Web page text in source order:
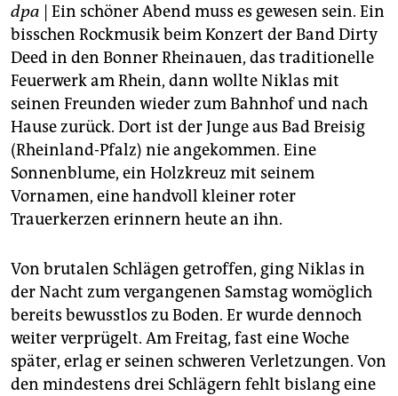
fragen & hilfe
unterstützen
abo
genossenschaft
epaper login
dpa | Ein schöner Abend muss es gewesen sein. Ein
bisschen Rockmusik beim Konzert der Band Dirty
Deed in den Bonner Rheinauen, das traditionelle
Feuerwerk am Rhein, dann wollte Niklas mit
seinen Freunden wieder zum Bahnhof und nach
Hause zurück. Dort ist der Junge aus Bad Breisig
(Rheinland-Pfalz) nie angekommen. Eine
Sonnenblume, ein Holzkreuz mit seinem
Vornamen, eine handvoll kleiner roter
Trauerkerzen erinnern heute an ihn.
Von brutalen Schlägen getroffen, ging Niklas in
der Nacht zum vergangenen Samstag womöglich
bereits bewusstlos zu Boden. Er wurde dennoch
weiter verprügelt. Am Freitag, fast eine Woche
später, erlag er seinen schweren Verletzungen. Von
den mindestens drei Schlägern fehlt bislang eine